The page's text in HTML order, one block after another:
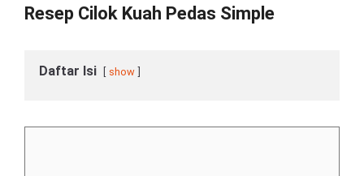
Resep Cilok Kuah Pedas Simple
Daftar Isi show